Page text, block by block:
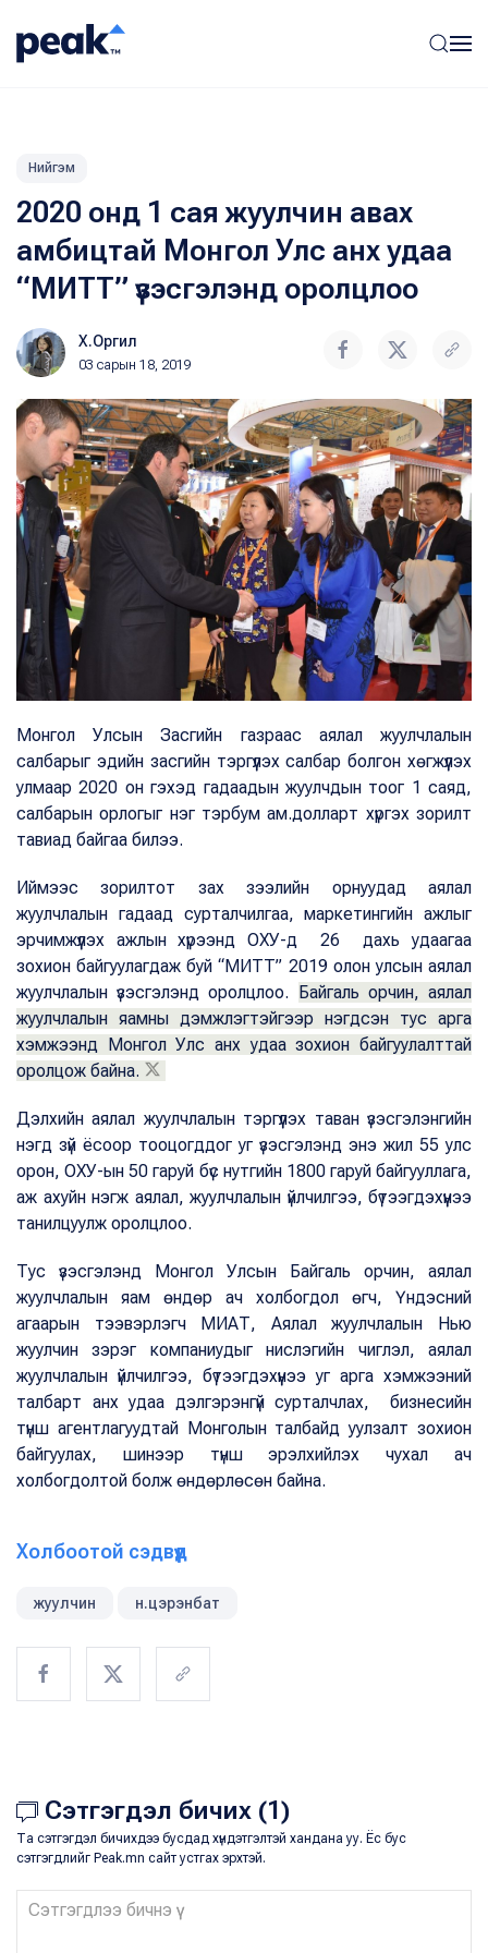
Нийгэм
2020 онд 1 сая жуулчин авах
амбицтай Монгол Улс анх удаа
“МИТТ” үзэсгэлэнд оролцлоо
Х.Оргил
03 сарын 18, 2019
Монгол Улсын Засгийн газраас аялал жуулчлалын
салбарыг эдийн засгийн тэргүүлэх салбар болгон хөгжүүлэх
улмаар 2020 он гэхэд гадаадын жуулчдын тоог 1 саяд,
салбарын орлогыг нэг тэрбум ам.долларт хүргэх зорилт
тавиад байгаа билээ.
Иймээс зорилтот зах зээлийн орнуудад аялал
жуулчлалын гадаад сурталчилгаа, маркетингийн ажлыг
эрчимжүүлэх ажлын хүрээнд ОХУ-д 26 дахь удаагаа
зохион байгуулагдаж буй “МИТТ” 2019 олон улсын аялал
жуулчлалын үзэсгэлэнд оролцлоо.
Байгаль орчин, аялал
жуулчлалын яамны дэмжлэгтэйгээр нэгдсэн тус арга
хэмжээнд Монгол Улс анх удаа зохион байгуулалттай
оролцож байна.
Дэлхийн аялал жуулчлалын тэргүүлэх таван үзэсгэлэнгийн
нэгд зүй ёсоор тооцогддог уг үзэсгэлэнд энэ жил 55 улс
орон, ОХУ-ын 50 гаруй бүс нутгийн 1800 гаруй байгууллага,
аж ахуйн нэгж аялал, жуулчлалын үйлчилгээ, бүтээгдэхүүнээ
танилцуулж оролцлоо.
Тус үзэсгэлэнд Монгол Улсын Байгаль орчин, аялал
жуулчлалын яам өндөр ач холбогдол өгч, Үндэсний
агаарын тээвэрлэгч МИАТ, Аялал жуулчлалын Нью
жуулчин зэрэг компаниудыг нислэгийн чиглэл, аялал
жуулчлалын үйлчилгээ, бүтээгдэхүүнээ уг арга хэмжээний
талбарт анх удаа дэлгэрэнгүй сурталчлах, бизнесийн
түнш агентлагуудтай Монголын талбайд уулзалт зохион
байгуулах, шинээр түнш эрэлхийлэх чухал ач
холбогдолтой болж өндөрлөсөн байна.
Холбоотой сэдвүүд
жуулчин н.цэрэнбат
Сэтгэгдэл бичих (1)
Та сэтгэгдэл бичихдээ бусдад хүндэтгэлтэй хандана уу. Ёс бус
сэтгэгдлийг Peak.mn сайт устгах эрхтэй.